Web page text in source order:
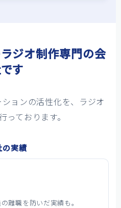
ジオ制作専門の会
す
ョンの活性化を、ラジオ
っております。
の実績
離職を防いだ実績も。